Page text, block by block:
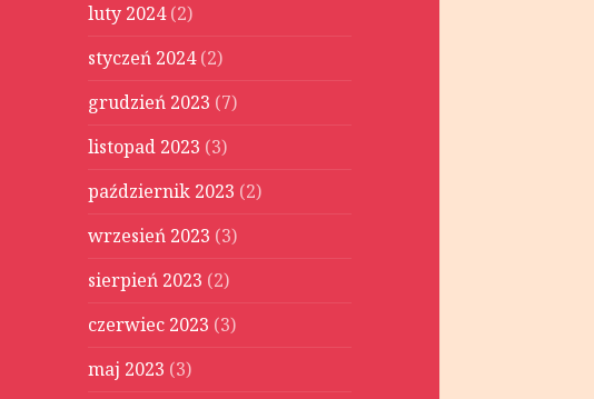
luty 2024(2)
styczeń 2024(2)
grudzień 2023 (7)
listopad 2023 (3)
październik 2023 (2)
wrzesień 2023 (3)
sierpień 2023 (2)
czerwiec 2023 (3)
maj 2023 (3)